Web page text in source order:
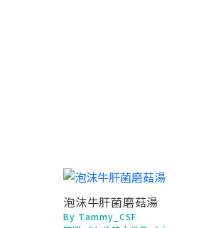
泡沫牛肝菌磨菇湯
By Tammy_CSF